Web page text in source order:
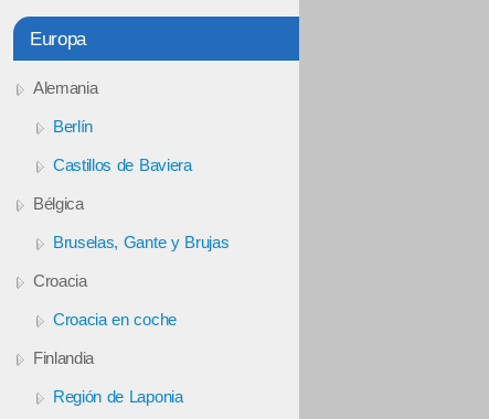
Europa
Alemania
Berlín
Castillos de Baviera
Bélgica
Bruselas, Gante y Brujas
Croacia
Croacia en coche
Finlandia
Región de Laponia